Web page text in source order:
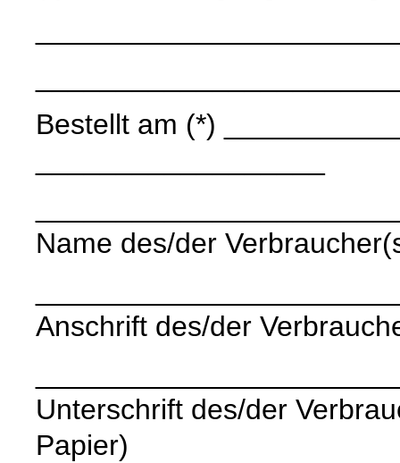
Bestellt am (*)
Name des/der
Anschrift des/der
Unterschrift des/der
Papier)